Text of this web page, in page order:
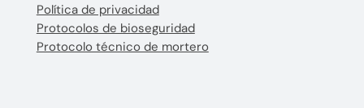
Política de privacidad
Protocolos de bioseguridad
Protocolo técnico de mortero